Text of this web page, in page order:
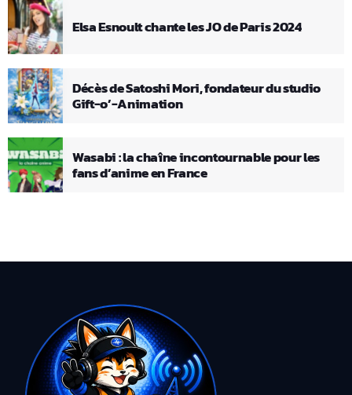
Elsa Esnoult chante les JO de Paris 2024
Décès de Satoshi Mori, fondateur du studio
Gift-o’-Animation
Wasabi : la chaîne incontournable pour les
fans d’anime en France